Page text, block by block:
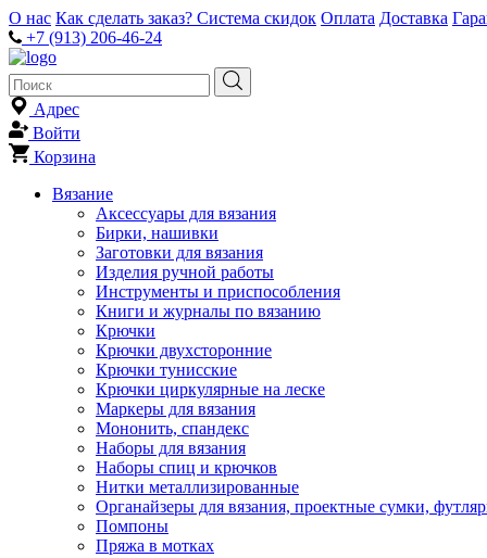
О нас Как сделать заказ? Система скидок Оплата Доставка
+7 (913) 206-46-24
Адрес
Войти
Корзина
Вязание
Аксессуары для вязания
Бирки, нашивки
Заготовки для вязания
Изделия ручной работы
Инструменты и приспособления
Книги и журналы по вязанию
Крючки
Крючки двухсторонние
Крючки тунисские
Крючки циркулярные на леске
Маркеры для вязания
Мононить, спандекс
Наборы для вязания
Наборы спиц и крючков
Нитки металлизированные
Органайзеры для вязания, проектные сумки,
Помпоны
Пряжа в мотках